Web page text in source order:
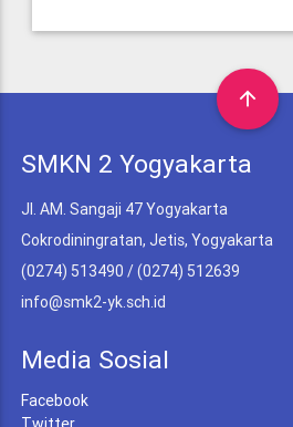
arrow_upward
SMKN 2 Yogyakarta
Jl. AM. Sangaji 47 Yogyakarta
Cokrodiningratan, Jetis, Yogyakarta
(0274) 513490 / (0274) 512639
info@smk2-yk.sch.id
Media Sosial
Facebook